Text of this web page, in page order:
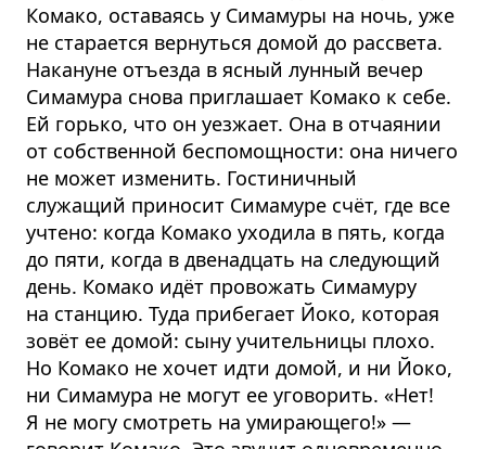
Комако, оставаясь у Симамуры на ночь, уже
не старается вернуться домой до рассвета.
Накануне отъезда в ясный лунный вечер
Симамура снова приглашает Комако к себе.
Ей горько, что он уезжает. Она в отчаянии
от собственной беспомощности: она ничего
не может изменить. Гостиничный
служащий приносит Симамуре счёт, где все
учтено: когда Комако уходила в пять, когда
до пяти, когда в двенадцать на следующий
день. Комако идёт провожать Симамуру
на станцию. Туда прибегает Йоко, которая
зовёт ее домой: сыну учительницы плохо.
Но Комако не хочет идти домой, и ни Йоко,
ни Симамура не могут ее уговорить. «Нет!
Я не могу смотреть на умирающего!» —